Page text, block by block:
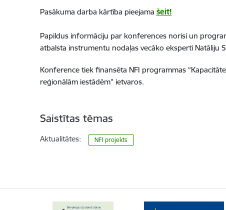
Pasākuma darba kārtība pieejama šeit!
Papildus informāciju par konferences norisi un
atbalsta instrumentu nodaļas vecāko eksperti Natāliju
Konference tiek finansēta NFI programmas
reģionālām iestādēm” ietvaros.
Saistītas tēmas
Aktualitātes: NFI projekts